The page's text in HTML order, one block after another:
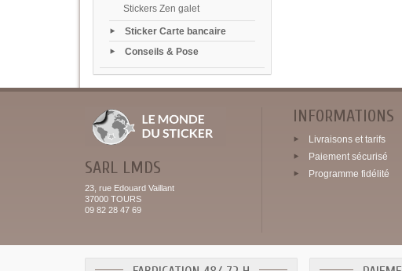
Stickers Zen galet
Sticker Carte bancaire
Conseils & Pose
SARL LMDS
23, rue Edouard Vaillant
37000 TOURS
09 82 28 47 69
INFORMATIONS
Livraisons et tarifs
Paiement sécurisé
Programme fidélité